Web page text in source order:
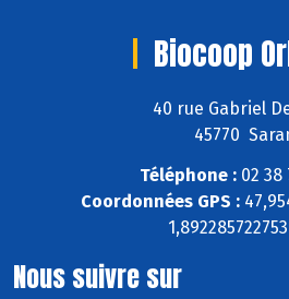
Biocoop
40 rue Gabriel
45770
Téléphone :02 38
Coordonnées GPS :
Nous suivre sur